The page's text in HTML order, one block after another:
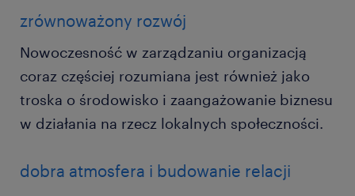
zrównoważony rozwój
Nowoczesność w zarządzaniu organizacją
coraz częściej rozumiana jest również jako
troska o środowisko i zaangażowanie biznesu
w działania na rzecz lokalnych społeczności.
dobra atmosfera i budowanie relacji